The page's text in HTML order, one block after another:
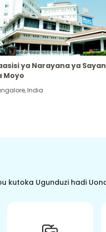
ya Narayana ya
Moyo
,India
kutoka Ugunduzi hadi